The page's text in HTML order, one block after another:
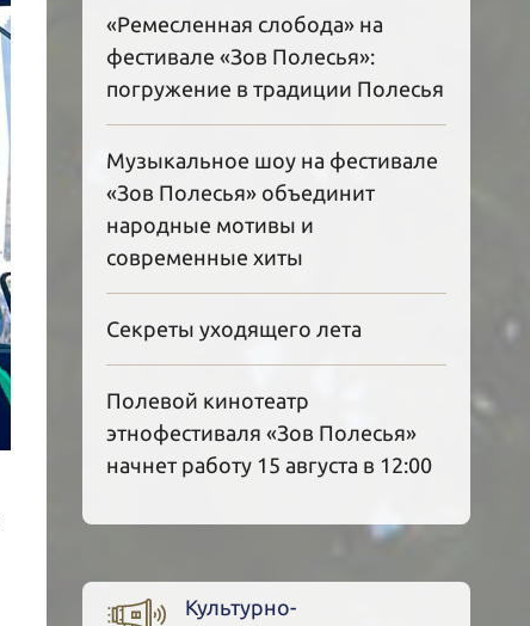
«Ремесленная слобода» на
фестивале «Зов Полесья»:
погружение в традиции Полесья
Музыкальное шоу на фестивале
«Зов Полесья» объединит
народные мотивы и
современные хиты
Секреты уходящего лета
Полевой кинотеатр
этнофестиваля «Зов Полесья»
начнет работу 15 августа в 12:00
Культурно-